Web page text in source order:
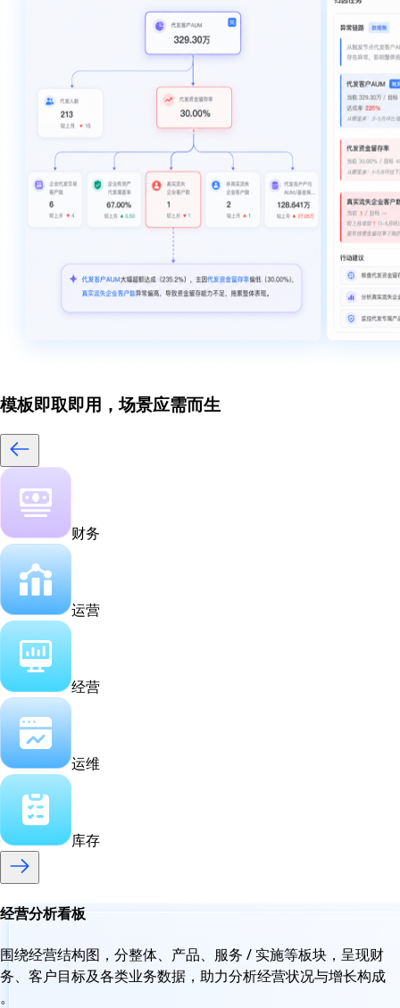
模板即取即用，场景应需而生
财务
运营
经营
运维
库存
经营分析看板
围绕经营结构图，分整体、产品、服务 / 实施等板块，呈现财
务、客户目标及各类业务数据，助力分析经营状况与增长构成
。